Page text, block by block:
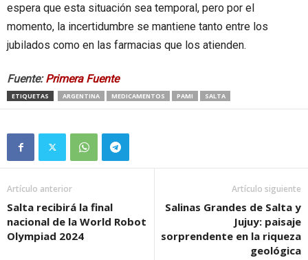
espera que esta situación sea temporal, pero por el
momento, la incertidumbre se mantiene tanto entre los
jubilados como en las farmacias que los atienden.
Fuente:Primera Fuente
ETIQUETAS ARGENTINA MEDICAMENTOS PAMI SALTA
Artículo anterior
Salta recibirá la final
nacional de la World Robot
Olympiad 2024
Artículo siguiente
Salinas Grandes de Salta y
Jujuy: paisaje
sorprendente en la riqueza
geológica